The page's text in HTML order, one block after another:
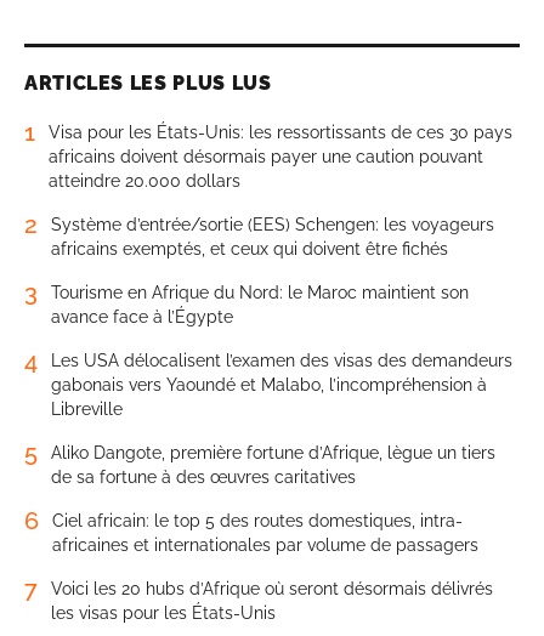
ARTICLES LES PLUS LUS
1
Visa pour les États-Unis: les ressortissants de ces 30 pays
africains doivent désormais payer une caution pouvant
atteindre 20.000 dollars
2
Système d’entrée/sortie (EES) Schengen: les voyageurs
africains exemptés, et ceux qui doivent être fichés
3
Tourisme en Afrique du Nord: le Maroc maintient son
avance face à l’Égypte
4
Les USA délocalisent l’examen des visas des demandeurs
gabonais vers Yaoundé et Malabo, l’incompréhension à
Libreville
5
Aliko Dangote, première fortune d’Afrique, lègue un tiers
de sa fortune à des œuvres caritatives
6
Ciel africain: le top 5 des routes domestiques, intra-
africaines et internationales par volume de passagers
7
Voici les 20 hubs d’Afrique où seront désormais délivrés
les visas pour les États-Unis